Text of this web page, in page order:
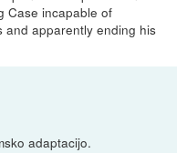
Case incapable of
and apparently ending his
adaptacijo.